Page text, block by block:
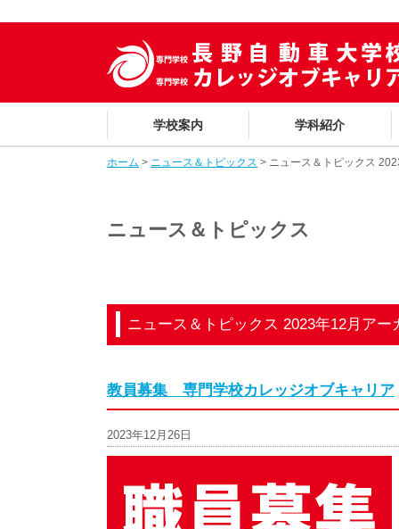
学校案内 学科紹介
ホーム > ニュース＆トピックス > ニュース＆トピックス
ニュース＆トピックス
ニュース＆トピックス 2023年12月アー
教員募集 専門学校カレッジオブキャリア
2023年12月26日